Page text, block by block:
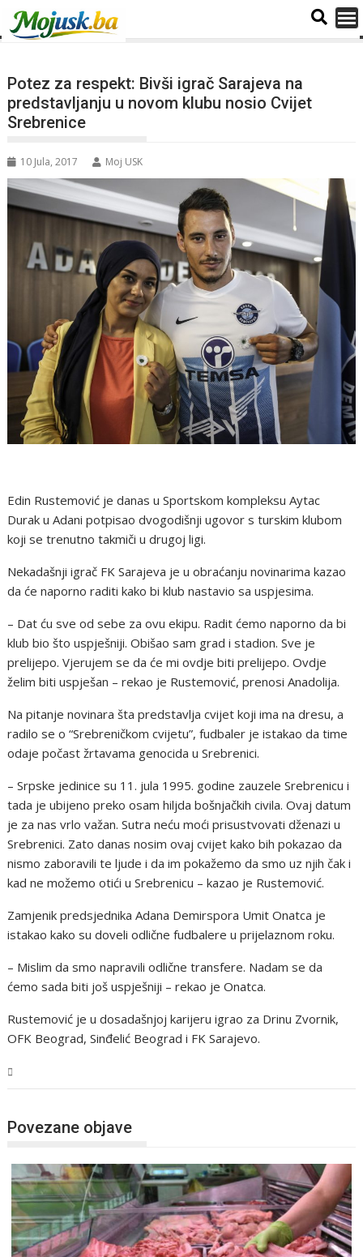
Potez za respekt: Bivši igrač Sarajeva na
predstavljanju u novom klubu nosio Cvijet
Srebrenice
10 Jula, 2017 Moj USK
Edin Rustemović je danas u Sportskom kompleksu Aytac
Durak u Adani potpisao dvogodišnji ugovor s turskim klubom
koji se trenutno takmiči u drugoj ligi.
Nekadašnji igrač FK Sarajeva je u obraćanju novinarima kazao
da će naporno raditi kako bi klub nastavio sa uspjesima.
– Dat ću sve od sebe za ovu ekipu. Radit ćemo naporno da bi
klub bio što uspješniji. Obišao sam grad i stadion. Sve je
prelijepo. Vjerujem se da će mi ovdje biti prelijepo. Ovdje
želim biti uspješan – rekao je Rustemović, prenosi Anadolija.
Na pitanje novinara šta predstavlja cvijet koji ima na dresu, a
radilo se o “Srebreničkom cvijetu”, fudbaler je istakao da time
odaje počast žrtavama genocida u Srebrenici.
– Srpske jedinice su 11. jula 1995. godine zauzele Srebrenicu i
tada je ubijeno preko osam hiljda bošnjačkih civila. Ovaj datum
je za nas vrlo važan. Sutra neću moći prisustvovati dženazi u
Srebrenici. Zato danas nosim ovaj cvijet kako bih pokazao da
nismo zaboravili te ljude i da im pokažemo da smo uz njih čak i
kad ne možemo otići u Srebrenicu – kazao je Rustemović.
Zamjenik predsjednika Adana Demirspora Umit Onatca je
istakao kako su doveli odlične fudbalere u prijelaznom roku.
– Mislim da smo napravili odlične transfere. Nadam se da
ćemo sada biti još uspješniji – rekao je Onatca.
Rustemović je u dosadašnjoj karijeru igrao za Drinu Zvornik,
OFK Beograd, Sinđelić Beograd i FK Sarajevo.
Povezane objave